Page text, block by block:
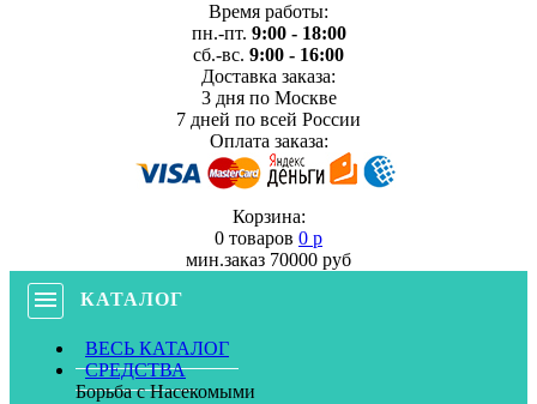
Время работы:
пн.-пт. 9:00 - 18:00
сб.-вс. 9:00 - 16:00
Доставка заказа:
3 дняпо Москве
7 дней по всей России
Оплата заказа:
Корзина:
0 товаров 0 р
мин.заказ 70000 руб
КАТАЛОГ
ВЕСЬ КАТАЛОГ
СРЕДСТВА
Борьба с Насекомыми